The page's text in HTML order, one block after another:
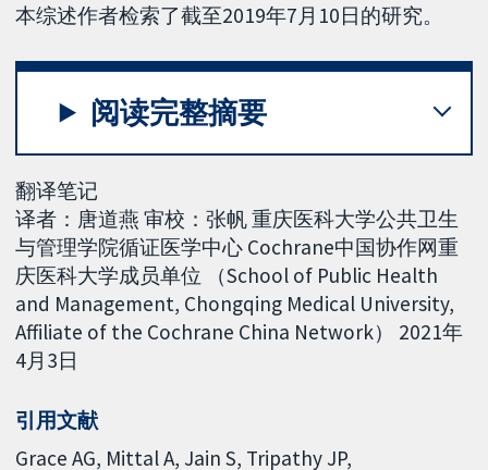
本综述作者检索了截至2019年7月10日的研究。
阅读完整摘要
翻译笔记
译者：唐道燕 审校：张帆 重庆医科大学公共卫生
与管理学院循证医学中心 Cochrane中国协作网重
庆医科大学成员单位 （School of Public Health
and Management, Chongqing Medical University,
Affiliate of the Cochrane China Network） 2021年
4月3日
引用文献
Grace AG, Mittal A, Jain S, Tripathy JP,